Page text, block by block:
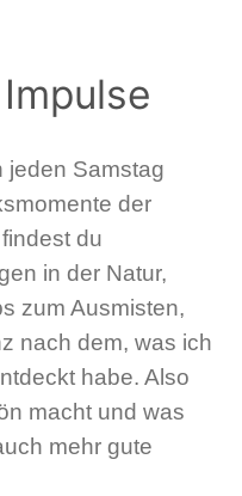
jeden Samstag
der
du
in der Natur,
zum Ausmisten,
nach dem, was ich
habe. Also
macht und was
mehr gute